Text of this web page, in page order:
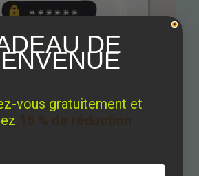
DE
vous gratuitement et